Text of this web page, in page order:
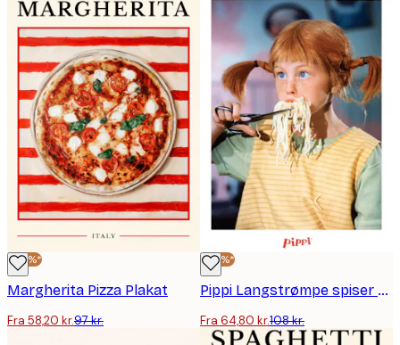
-40%*
Margherita Pizza Plakat
Fra 58,20 kr.97 kr.
-40%*
Pippi Langstrømpe spiser spaghetti plakat
Fra 64,80 kr.108 kr.